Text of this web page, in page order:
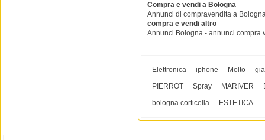
Compra e vendi a Bologna
Annunci di compravendita a
compra e vendi altro
Annunci Bologna - annunci compra
Elettronica iphone Molto
PIERROT
Spray MARIVER
bologna corticella
ESTETICA